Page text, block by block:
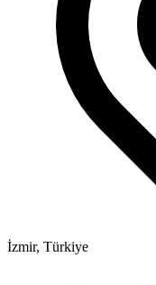
İzmir, Türkiye